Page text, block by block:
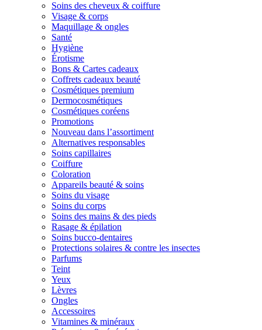
Soins des cheveux & coiffure
Visage & corps
Maquillage & ongles
Santé
Hygiène
Érotisme
Bons & Cartes cadeaux
Coffrets cadeaux beauté
Cosmétiques premium
Dermocosmétiques
Cosmétiques coréens
Promotions
Nouveau dans l’assortiment
Alternatives responsables
Soins capillaires
Coiffure
Coloration
Appareils beauté & soins
Soins du visage
Soins du corps
Soins des mains & des pieds
Rasage & épilation
Soins bucco-dentaires
Protections solaires & contre les insectes
Parfums
Teint
Yeux
Lèvres
Ongles
Accessoires
Vitamines & minéraux